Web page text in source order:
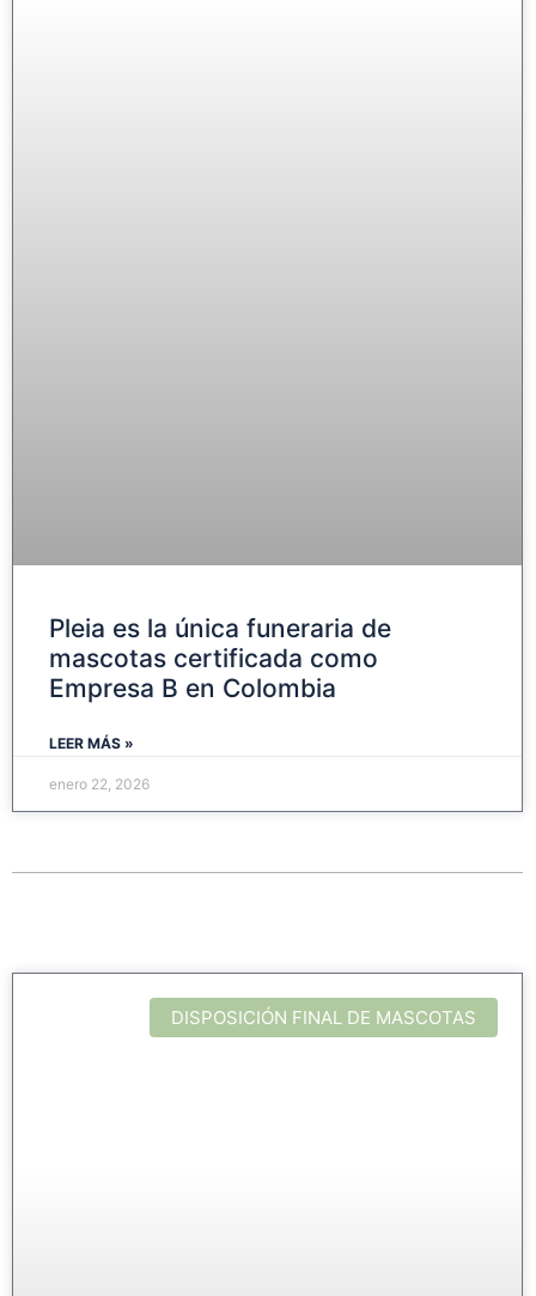
Pleia es la única funeraria de
mascotas certificada como
Empresa B en Colombia
LEER MÁS »
enero 22, 2026
DISPOSICIÓN FINAL DE MASCOTAS